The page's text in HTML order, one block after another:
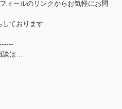
ィールのリンクからお気軽にお問
しております
談は…